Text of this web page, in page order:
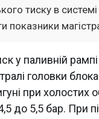
тиску в системі
показники
у паливній рампі
головки
при холостих
до 5,5 бар. При